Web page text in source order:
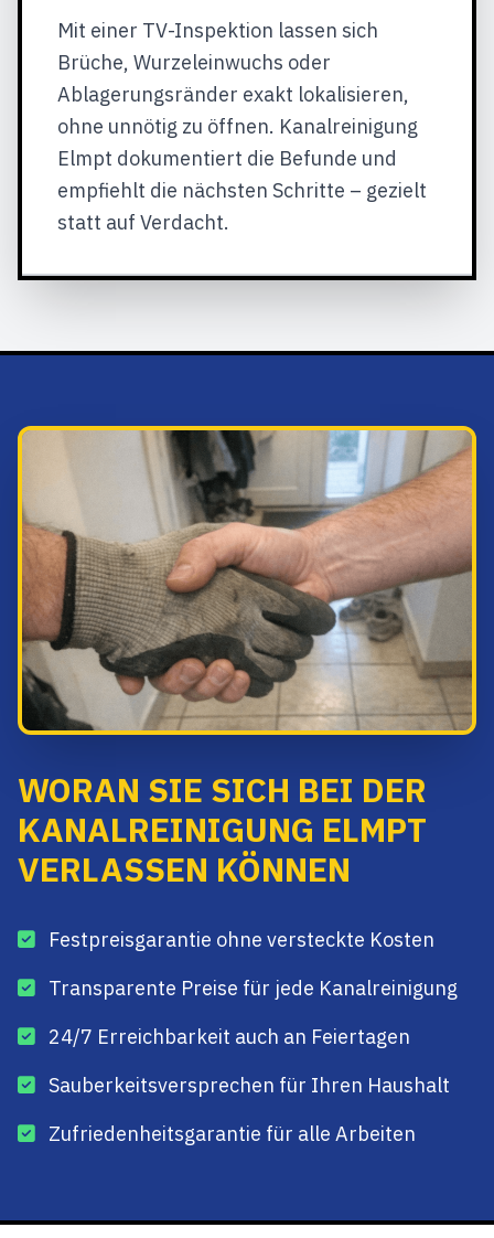
Mit einer TV-Inspektion lassen sich
Brüche, Wurzeleinwuchs oder
Ablagerungsränder exakt lokalisieren,
ohne unnötig zu öffnen. Kanalreinigung
Elmpt dokumentiert die Befunde und
empfiehlt die nächsten Schritte – gezielt
statt auf Verdacht.
WORAN SIE SICH BEI DER
KANALREINIGUNG ELMPT
VERLASSEN KÖNNEN
Festpreisgarantie ohne versteckte Kosten
Transparente Preise für jede Kanalreinigung
24/7 Erreichbarkeit auch an Feiertagen
Sauberkeitsversprechen für Ihren Haushalt
Zufriedenheitsgarantie für alle Arbeiten